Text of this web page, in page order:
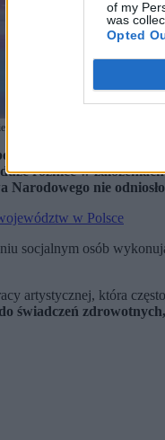
of my
was
Opted
socjalnym osób
socjalnym
różnice w
nie
w Polsce
socjalnym osób
artystycznej, która
świadczeń